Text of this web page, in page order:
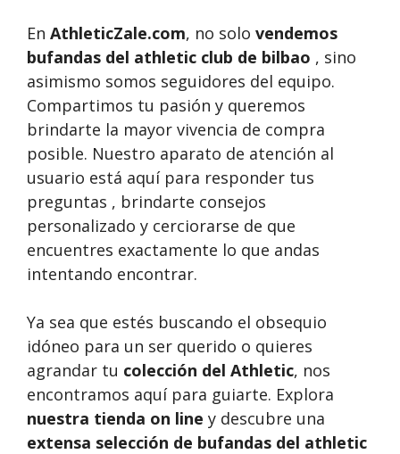
En AthleticZale.com, no solo vendemos
bufandas del athletic club de bilbao , sino
asimismo somos seguidores del equipo.
Compartimos tu pasión y queremos
brindarte la mayor vivencia de compra
posible. Nuestro aparato de atención al
usuario está aquí para responder tus
preguntas , brindarte consejos
personalizado y cerciorarse de que
encuentres exactamente lo que andas
intentando encontrar.
Ya sea que estés buscando el obsequio
idóneo para un ser querido o quieres
agrandar tu colección del Athletic, nos
encontramos aquí para guiarte. Explora
nuestra tienda on line y descubre una
extensa selección de bufandas del athletic